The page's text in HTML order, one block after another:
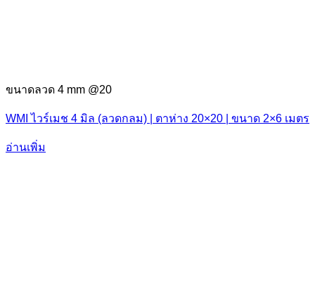
ขนาดลวด 4 mm @20
WMI ไวร์เมช 4 มิล (ลวดกลม) | ตาห่าง 20×20 | ขนาด 2×6 เมตร
อ่านเพิ่ม